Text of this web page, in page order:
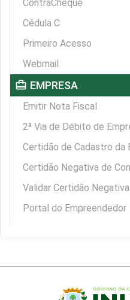
ContraCheque
Cédula C
Primeiro Acesso
Webmail
card_travel EMPRESA
Emitir Nota Fiscal
2ª Via de Débito de
Certidão de Cadastro da
Certidão Negativa de
Validar Certidão
Portal do Empreendedor